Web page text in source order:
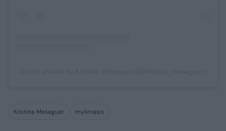
Kristina Meseguer mylimasis